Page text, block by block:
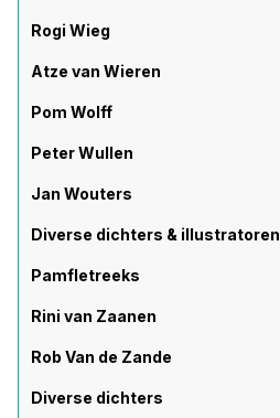
Rogi Wieg
Atze van Wieren
Pom Wolff
Peter Wullen
Jan Wouters
Diverse dichters & illustratoren
Pamfletreeks
Rini van Zaanen
Rob Van de Zande
Diverse dichters